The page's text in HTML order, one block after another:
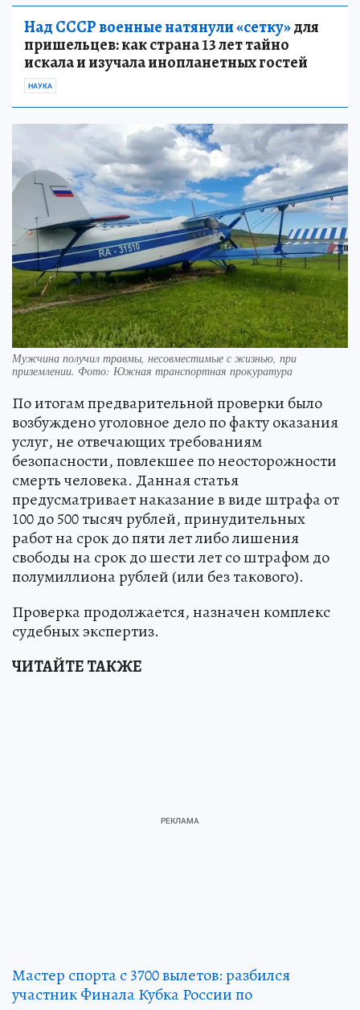
Над СССР военные натянули «сетку»для
пришельцев: как страна 13 лет тайно
искала и изучала инопланетных гостей
НАУКА
Мужчина получил травмы, несовместимые с жизнью, при
приземлении. Фото: Южная транспортная прокуратура
По итогам предварительной проверки было
возбуждено уголовное дело по факту оказания
услуг, не отвечающих требованиям
безопасности, повлекшее по неосторожности
смерть человека. Данная статья
предусматривает наказание в виде штрафа от
100 до 500 тысяч рублей, принудительных
работ на срок до пяти лет либо лишения
свободы на срок до шести лет со штрафом до
полумиллиона рублей (или без такового).
Проверка продолжается, назначен комплекс
судебных экспертиз.
ЧИТАЙТЕ ТАКЖЕ
Мастер спорта с 3700 вылетов: разбился
участник Финала Кубка России по